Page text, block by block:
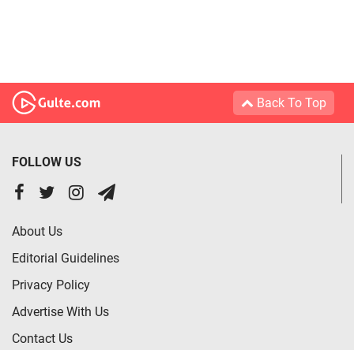
Back To Top
FOLLOW US
About Us
Editorial Guidelines
Privacy Policy
Advertise With Us
Contact Us